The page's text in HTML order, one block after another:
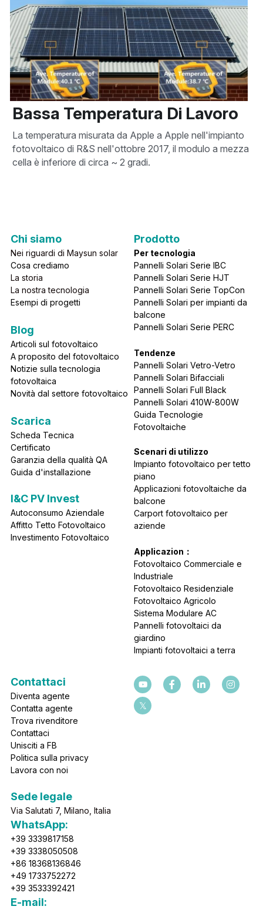
Bassa Temperatura Di Lavoro
La temperatura misurata da Apple a Apple nell'impianto
fotovoltaico di R&S nell'ottobre 2017, il modulo a mezza
cella è inferiore di circa ~ 2 gradi.
Chi siamo
Nei riguardi di Maysun solar
Cosa crediamo
La storia
La nostra tecnologia
Esempi di progetti
Blog
Articoli sul fotovoltaico
A proposito del fotovoltaico
Notizie sulla tecnologia
fotovoltaica
Novità dal settore fotovoltaico
Scarica
Scheda Tecnica
Certificato
Garanzia della qualità QA
Guida d'installazione
I&C PV Invest
Autoconsumo Aziendale
Affitto Tetto Fotovoltaico
Investimento Fotovoltaico
Prodotto
Per tecnologia
Pannelli Solari Serie IBC
Pannelli Solari Serie HJT
Pannelli Solari Serie TopCon
Pannelli Solari per impianti da
balcone
Pannelli Solari Serie PERC
Tendenze
Pannelli Solari Vetro-Vetro
Pannelli Solari Bifacciali
Pannelli Solari Full Black
Pannelli Solari 410W-800W
Guida Tecnologie
Fotovoltaiche
Scenari di utilizzo
Impianto fotovoltaico per tetto
piano
Applicazioni fotovoltaiche da
balcone
Carport fotovoltaico per
aziende
Applicazion：
Fotovoltaico Commerciale e
Industriale
Fotovoltaico Residenziale
Fotovoltaico Agricolo
Sistema Modulare AC
Pannelli fotovoltaici da
giardino
Impianti fotovoltaici a terra
Contattaci
Diventa agente
Contatta agente
Trova rivenditore
Contattaci
Unisciti a FB
Politica sulla privacy
Lavora con noi
Sede legale
Via Salutati 7, Milano, Italia
WhatsApp:
+39 3339817158
+39 3338050508
+86 18368136846
+49 1733752272
+39 3533392421
E-mail: